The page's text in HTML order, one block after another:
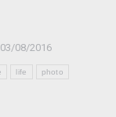
03/08/2016
life photo